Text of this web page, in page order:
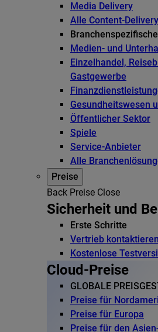
Media Delivery
Alle Content-
Medien- und
Einzelhandel,
Gastgewerbe
Gesundheitswesen
Öffentlicher Sektor
Spiele
Service-Anbieter
Alle
Preise
Back Preise Close
Sicherheit und
Erste Schritte
Vertrieb kontaktieren
Kostenlose
Cloud-Preise
GLOBALE
Preise für
Preise für Europa
Preise für den